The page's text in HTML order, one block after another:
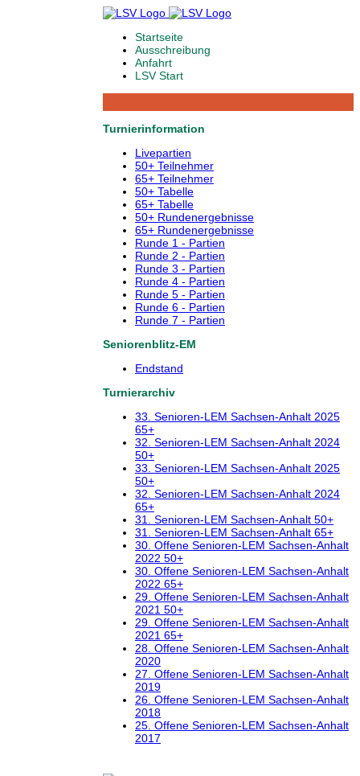
Startseite
Ausschreibung
Anfahrt
LSV Start
Turnierinformation
Livepartien
50+ Teilnehmer
65+ Teilnehmer
50+ Tabelle
65+ Tabelle
50+ Rundenergebnisse
65+ Rundenergebnisse
Runde 1 - Partien
Runde 2 - Partien
Runde 3 - Partien
Runde 4 - Partien
Runde 5 - Partien
Runde 6 - Partien
Runde 7 - Partien
Seniorenblitz-EM
Endstand
Turnierarchiv
33. Senioren-LEM Sachsen-Anhalt 2025
65+
32. Senioren-LEM Sachsen-Anhalt 2024
50+
33. Senioren-LEM Sachsen-Anhalt 2025
50+
32. Senioren-LEM Sachsen-Anhalt 2024
65+
31. Senioren-LEM Sachsen-Anhalt 50+
31. Senioren-LEM Sachsen-Anhalt 65+
30. Offene Senioren-LEM Sachsen-Anhalt
2022 50+
30. Offene Senioren-LEM Sachsen-Anhalt
2022 65+
29. Offene Senioren-LEM Sachsen-Anhalt
2021 50+
29. Offene Senioren-LEM Sachsen-Anhalt
2021 65+
28. Offene Senioren-LEM Sachsen-Anhalt
2020
27. Offene Senioren-LEM Sachsen-Anhalt
2019
26. Offene Senioren-LEM Sachsen-Anhalt
2018
25. Offene Senioren-LEM Sachsen-Anhalt
2017